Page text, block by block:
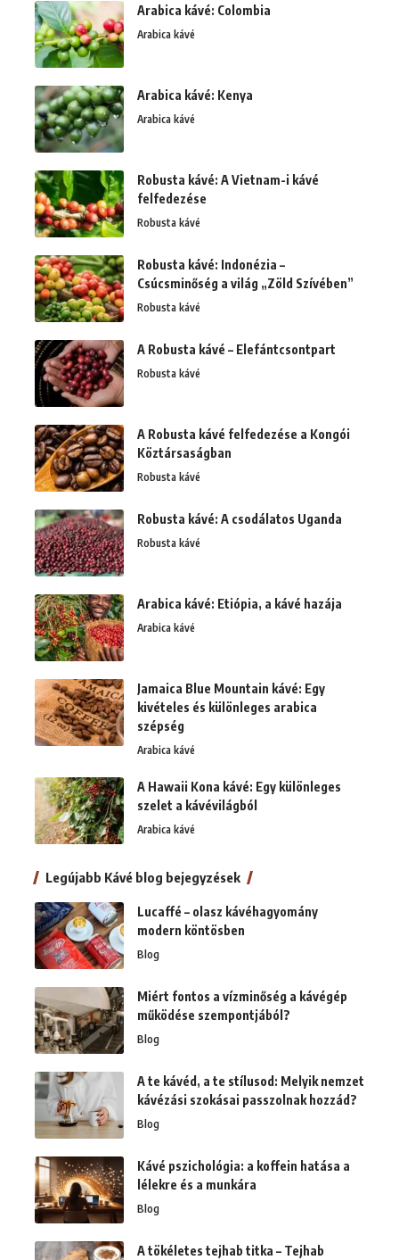
Arabica kávé: Colombia
Arabica kávé
Arabica kávé: Kenya
Arabica kávé
Robusta kávé: A Vietnam-i kávé
felfedezése
Robusta kávé
Robusta kávé: Indonézia –
Csúcsminőség a világ „Zöld Szívében”
Robusta kávé
A Robusta kávé – Elefántcsontpart
Robusta kávé
A Robusta kávé felfedezése a Kongói
Köztársaságban
Robusta kávé
Robusta kávé: A csodálatos Uganda
Robusta kávé
Arabica kávé: Etiópia, a kávé hazája
Arabica kávé
Jamaica Blue Mountain kávé: Egy
kivételes és különleges arabica
szépség
Arabica kávé
A Hawaii Kona kávé: Egy különleges
szelet a kávévilágból
Arabica kávé
Legújabb Kávé blog bejegyzések
Lucaffé – olasz kávéhagyomány
modern köntösben
Blog
Miért fontos a vízminőség a kávégép
működése szempontjából?
Blog
A te kávéd, a te stílusod: Melyik nemzet
kávézási szokásai passzolnak hozzád?
Blog
Kávé pszichológia: a koffein hatása a
lélekre és a munkára
Blog
A tökéletes tejhab titka – Tejhab